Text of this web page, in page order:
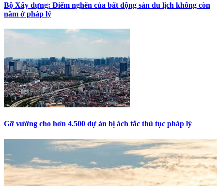
Bộ Xây dựng: Điểm nghẽn của bất động sản du lịch không còn
nằm ở pháp lý
Gỡ vướng cho hơn 4.500 dự án bị ách tắc thủ tục pháp lý